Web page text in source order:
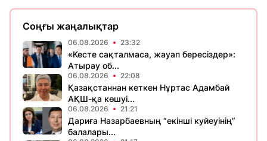
Соңғы жаңалықтар
06.08.2026 23:32
«Кесте сақталмаса, жауап бересіздер»:
Атырау об...
06.08.2026 22:08
Қазақстаннан кеткен Нұртас Адамбай
АҚШ-қа көшуі...
06.08.2026 21:21
Дариға Назарбаевның “екінші куйеуінің”
балалары...